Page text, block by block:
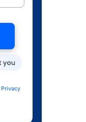
Privacy